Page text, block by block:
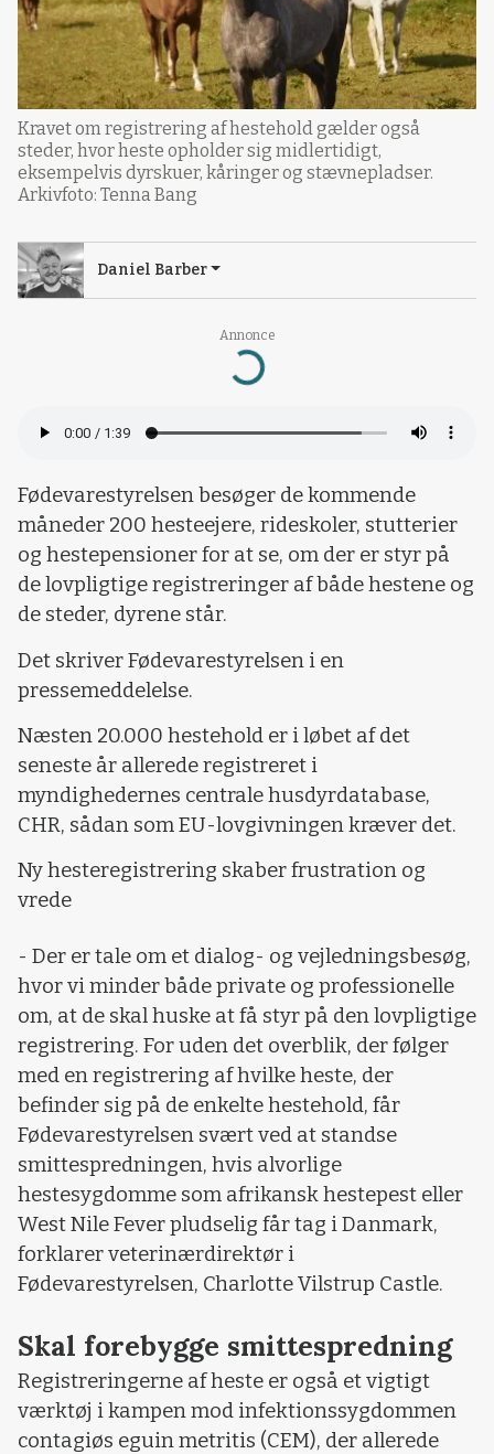
Annonce
Loading...
Kravet om registrering af hestehold gælder også
steder, hvor heste opholder sig midlertidigt,
eksempelvis dyrskuer, kåringer og stævnepladser.
Arkivfoto: Tenna Bang
Daniel Barber
Fødevarestyrelsen besøger de kommende
måneder 200 hesteejere, rideskoler, stutterier
og hestepensioner for at se, om der er styr på
de lovpligtige registreringer af både hestene og
de steder, dyrene står.
Det skriver Fødevarestyrelsen i en
pressemeddelelse.
Næsten 20.000 hestehold er i løbet af det
seneste år allerede registreret i
myndighedernes centrale husdyrdatabase,
CHR, sådan som EU-lovgivningen kræver det.
Ny hesteregistrering skaber frustration og
vrede
- Der er tale om et dialog- og vejledningsbesøg,
hvor vi minder både private og professionelle
om, at de skal huske at få styr på den lovpligtige
registrering. For uden det overblik, der følger
med en registrering af hvilke heste, der
befinder sig på de enkelte hestehold, får
Fødevarestyrelsen svært ved at standse
smittespredningen, hvis alvorlige
hestesygdomme som afrikansk hestepest eller
West Nile Fever pludselig får tag i Danmark,
forklarer veterinærdirektør i
Fødevarestyrelsen, Charlotte Vilstrup Castle.
Skal forebygge smittespredning
Registreringerne af heste er også et vigtigt
værktøj i kampen mod infektionssygdommen
contagiøs eguin metritis (CEM), der allerede